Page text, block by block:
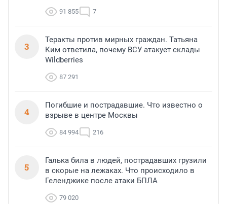
91 855 7
3
Теракты против мирных граждан. Татьяна
Ким ответила, почему ВСУ атакует склады
Wildberries
87 291
4
Погибшие и пострадавшие. Что известно о
взрыве в центре Москвы
84 994 216
5
Галька била в людей, пострадавших грузили
в скорые на лежаках. Что происходило в
Геленджике после атаки БПЛА
79 020